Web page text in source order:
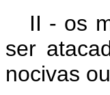
II - os
ser
nocivas